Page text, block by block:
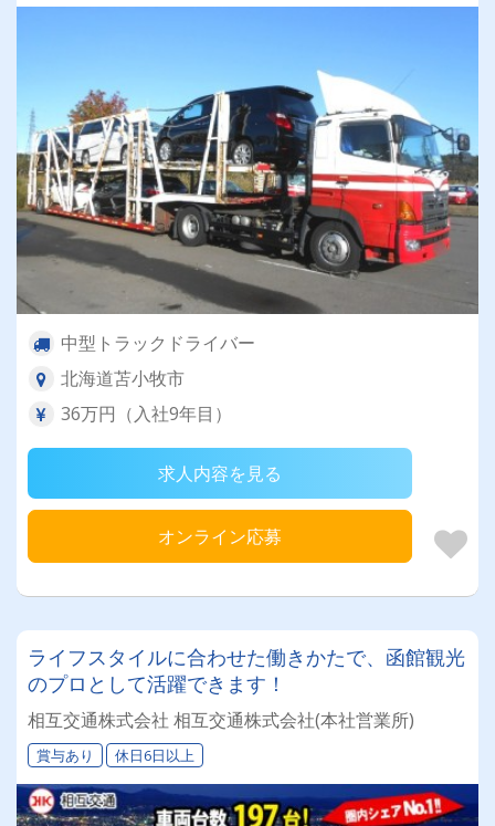
中型トラックドライバー
北海道苫小牧市
36万円（入社9年目）
求人内容を見る
オンライン応募
ライフスタイルに合わせた働きかたで、函館観光
のプロとして活躍できます！
相互交通株式会社 相互交通株式会社(本社営業所)
賞与あり 休日6日以上